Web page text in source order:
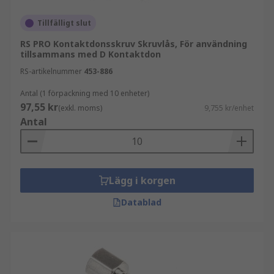
viktigt i miljöer där kontakter utsätts för rörelse,
vibrationer eller frekvent hantering.
Vanliga fördelar är:
Effektiv dragavlastning som minskar
mekanisk belastning
Säkrare och mer stabil montering
Enklare installation och service
Mer professionell och långsiktig lösning
Vanliga användningsområden
tekniska applikationer där tillförlitlig anslutning
är avgörande. De förekommer ofta i:
Tillfälligt slut
RS PRO Kontaktdonsskruv Skruvlås, För användning
tillsammans med D Kontaktdon
RS-artikelnummer 453-886
Antal (1 förpackning med 10 enheter)
97,55 kr(exkl. moms) 9,755 kr/enhet
Antal
Lägg i korgen
Datablad